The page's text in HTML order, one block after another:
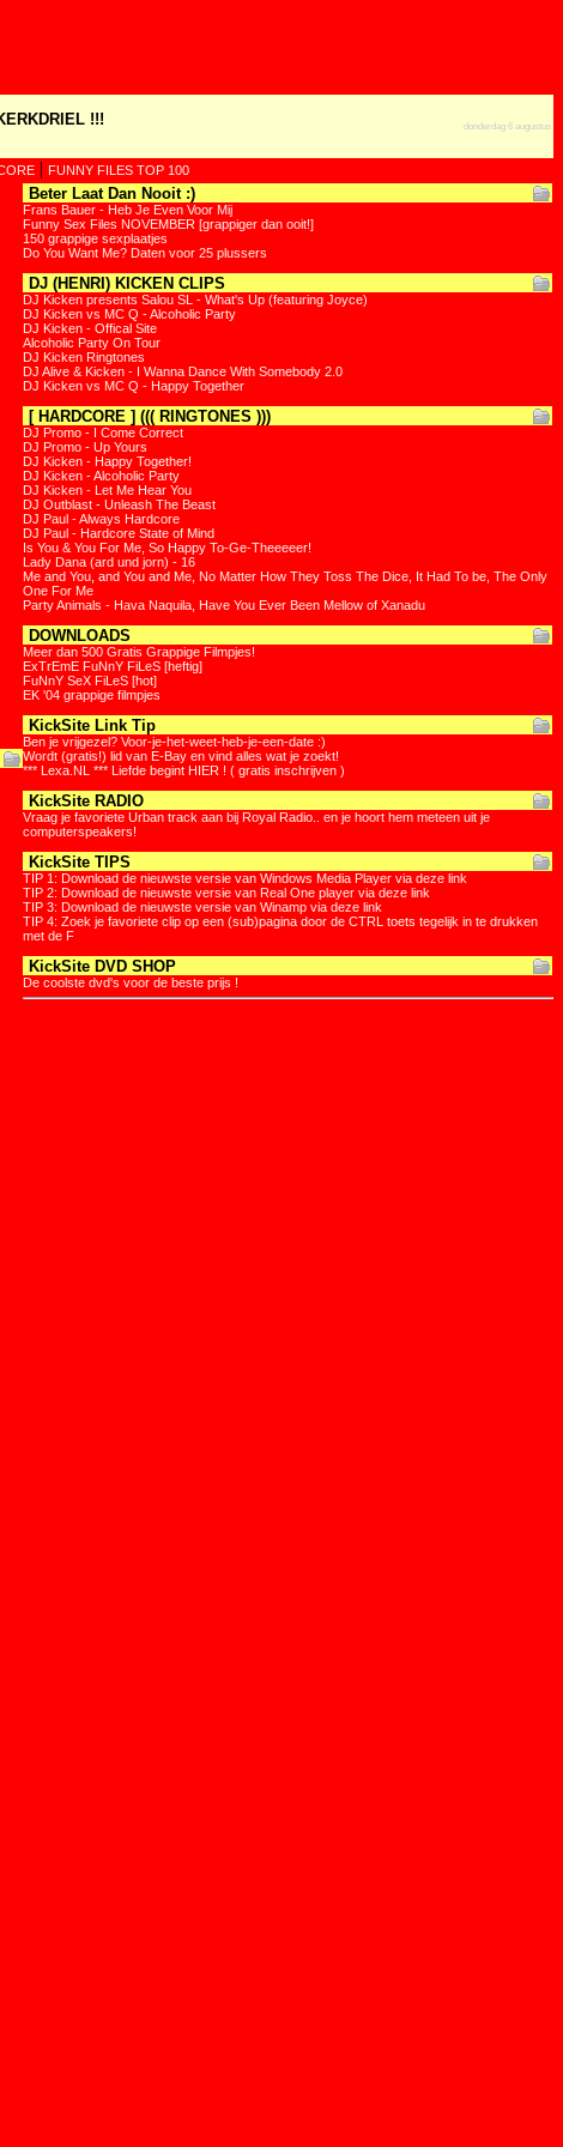
!!! donderdag 6 augustus
| FUNNY FILES TOP 100
Beter Laat Dan Nooit :)
Frans Bauer - Heb Je Even Voor Mij
Funny Sex Files NOVEMBER [grappiger dan ooit!]
150 grappige sexplaatjes
Do You Want Me? Daten voor 25 plussers
DJ (HENRI) KICKEN CLIPS
DJ Kicken presents Salou SL - What's Up (featuring Joyce)
DJ Kicken vs MC Q - Alcoholic Party
DJ Kicken - Offical Site
Alcoholic Party On Tour
DJ Kicken Ringtones
DJ Alive & Kicken - I Wanna Dance With Somebody 2.0
DJ Kicken vs MC Q - Happy Together
[ HARDCORE ] ((( RINGTONES )))
DJ Promo - I Come Correct
DJ Promo - Up Yours
DJ Kicken - Happy Together!
DJ Kicken - Alcoholic Party
DJ Kicken - Let Me Hear You
DJ Outblast - Unleash The Beast
DJ Paul - Always Hardcore
DJ Paul - Hardcore State of Mind
Is You & You For Me, So Happy To-Ge-Theeeeer!
Lady Dana (ard und jorn) - 16
Me and You, and You and Me, No Matter How They Toss The Dice, It Had To be, The Only
One For Me
Party Animals - Hava Naquila, Have You Ever Been Mellow of Xanadu
DOWNLOADS
Meer dan 500 Gratis Grappige Filmpjes!
ExTrEmE FuNnY FiLeS [heftig]
FuNnY SeX FiLeS [hot]
EK '04 grappige filmpjes
KickSite Link Tip
Ben je vrijgezel? Voor-je-het-weet-heb-je-een-date :)
Wordt (gratis!) lid van E-Bay en vind alles wat je zoekt!
*** Lexa.NL *** Liefde begint HIER ! ( gratis inschrijven )
KickSite RADIO
Vraag je favoriete Urban track aan bij Royal Radio.. en je hoort hem meteen uit je
computerspeakers!
KickSite TIPS
TIP 1: Download de nieuwste versie van Windows Media Player via deze link
TIP 2: Download de nieuwste versie van Real One player via deze link
TIP 3: Download de nieuwste versie van Winamp via deze link
TIP 4: Zoek je favoriete clip op een (sub)pagina door de CTRL toets tegelijk in te drukken
met de F
KickSite DVD SHOP
De coolste dvd's voor de beste prijs !